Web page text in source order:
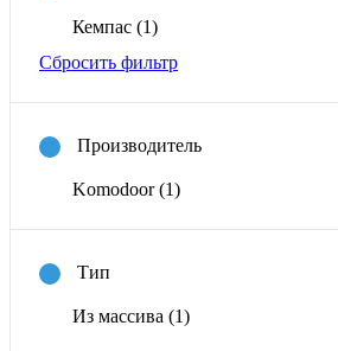
Кемпас (1)
Сбросить фильтр
Производитель
Komodoor(1)
Тип
Из массива (1)